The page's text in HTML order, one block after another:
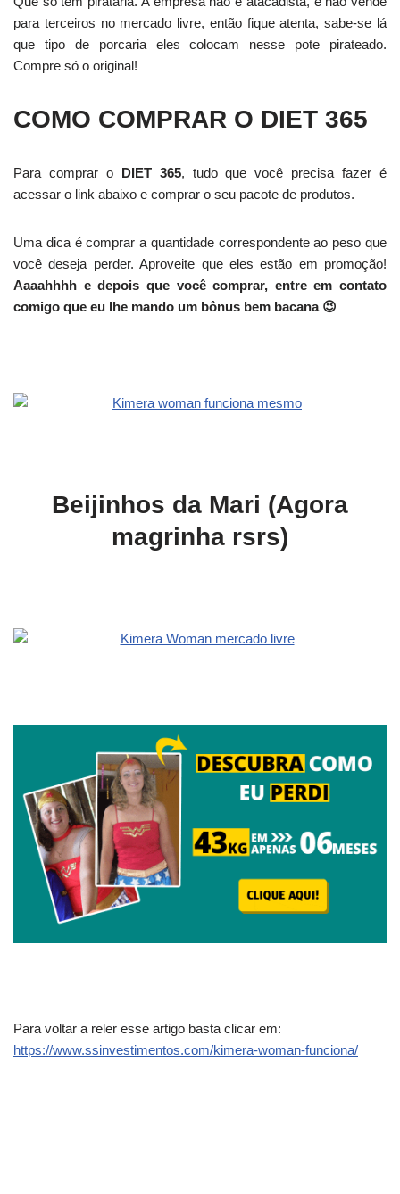
para terceiros no mercado livre, então fique atenta, sabe-se lá
que tipo de porcaria eles colocam nesse pote pirateado.
Compre só o original!
COMO COMPRAR O DIET 365
Para comprar o DIET 365, tudo que você precisa fazer é
acessar o link abaixo e comprar o seu pacote de produtos.
Uma dica é comprar a quantidade correspondente ao peso que
você deseja perder. Aproveite que eles estão em promoção!
Aaaahhhh e depois que você comprar, entre em contato
comigo que eu lhe mando um bônus bem bacana 😉
Beijinhos da Mari (Agora
magrinha rsrs)
Para voltar a reler esse artigo basta clicar em:
https://www.ssinvestimentos.com/kimera-woman-funciona/